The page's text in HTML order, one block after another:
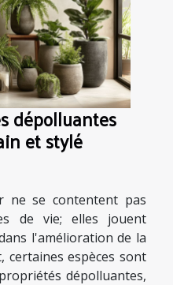
dépolluantes
et stylé
ne se contentent pas
de vie; elles jouent
l'amélioration de la
certaines espèces sont
dépolluantes,